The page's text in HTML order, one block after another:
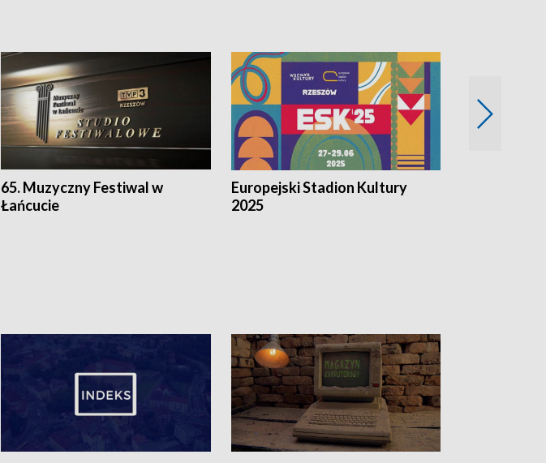
65. Muzyczny Festiwal w
Łańcucie
Europejski Stadion Kultury
2025